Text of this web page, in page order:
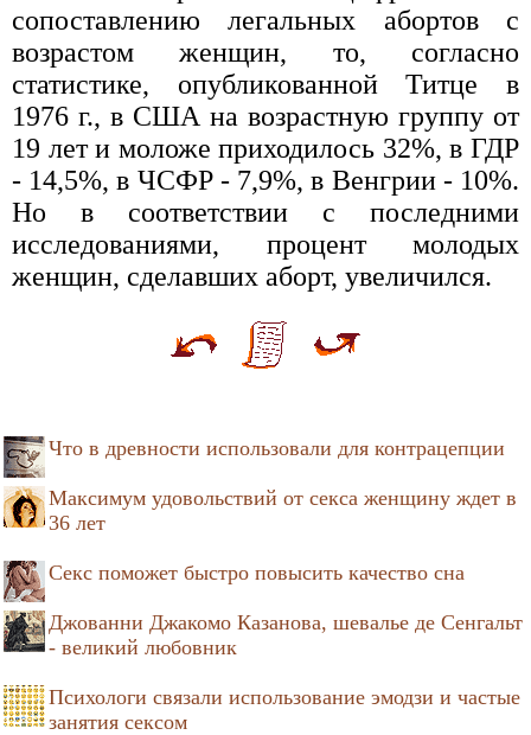
сопоставлению легальных абортов с
возрастом женщин, то, согласно
статистике, опубликованной Титце в
1976 г., в США на возрастную группу от
19 лет и моложе приходилось 32%, в ГДР
- 14,5%, в ЧСФР - 7,9%, в Венгрии - 10%.
Но в соответствии с последними
исследованиями, процент молодых
женщин, сделавших аборт, увеличился.
Что в древности использовали для контрацепции
Максимум удовольствий от секса женщину ждет в
36 лет
Секс поможет быстро повысить качество сна
Джованни Джакомо Казанова, шевалье де Сенгальт
- великий любовник
Психологи связали использование эмодзи и частые
занятия сексом